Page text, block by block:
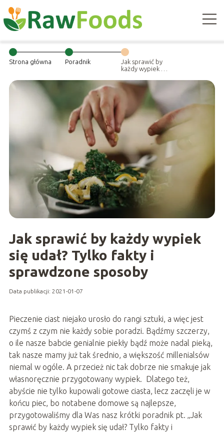
Strona główna Poradnik
Jak sprawić by
każdy wypiek się
i sprawdzone
sposoby
Jak sprawić by każdy wypiek
się udał? Tylko fakty i
sprawdzone sposoby
Data publikacji: 2021-01-07
Pieczenie ciast niejako urosło do rangi sztuki, a więc jest
czymś z czym nie każdy sobie poradzi. Bądźmy szczerzy,
o ile nasze babcie genialnie piekły bądź może nadal pieką,
tak nasze mamy już tak średnio, a większość millenialsów
niemal w ogóle. A przecież nic tak dobrze nie smakuje jak
własnoręcznie przygotowany wypiek. Dlatego też,
abyście nie tylko kupowali gotowe ciasta, lecz zaczęli je w
końcu piec, bo notabene domowe są najlepsze,
przygotowaliśmy dla Was nasz krótki poradnik pt. „Jak
sprawić by każdy wypiek się udał? Tylko fakty i